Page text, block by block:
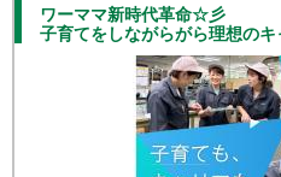
ワーママ新時代革命☆彡
子育てをしながらがら理想のキ